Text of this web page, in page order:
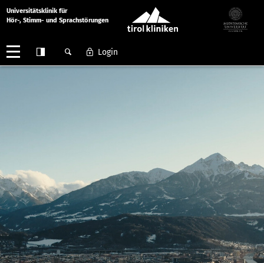
Universitätsklinik für
Hör-, Stimm- und Sprachstörungen
Login